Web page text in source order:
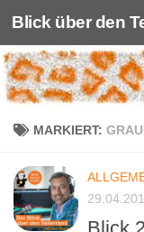
Unter dem Inhalt
Blick über den
MARKIERT: